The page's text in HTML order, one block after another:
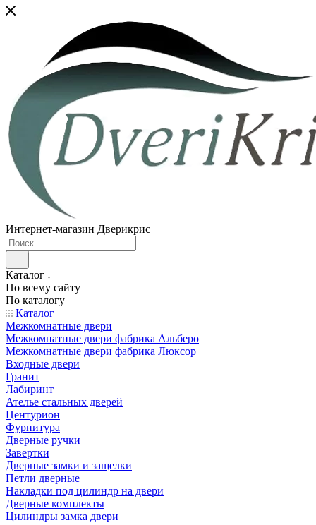
Интернет-магазин Дверикрис
Каталог
По всему сайту
По каталогу
Каталог
Межкомнатные двери
Межкомнатные двери фабрика Альберо
Межкомнатные двери фабрика Люксор
Входные двери
Гранит
Лабиринт
Ателье стальных дверей
Центурион
Фурнитура
Дверные ручки
Завертки
Дверные замки и защелки
Петли дверные
Накладки под цилиндр на двери
Дверные комплекты
Цилиндры замка двери